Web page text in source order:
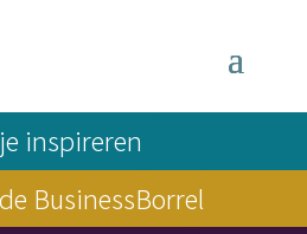
inspireren
BusinessBorrel